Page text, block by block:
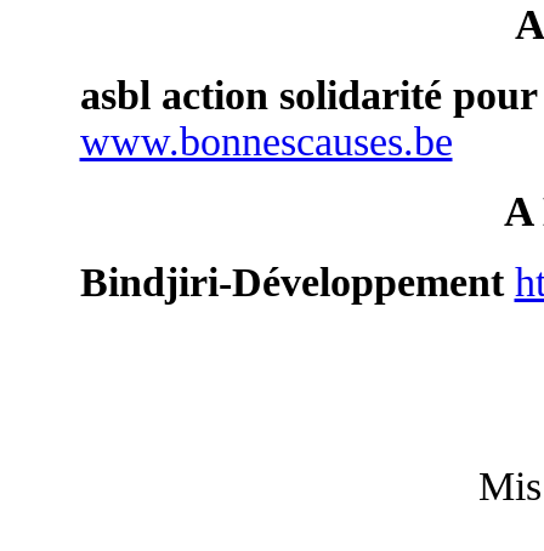
asbl action solidarité
www.bonnescauses.be
A
Bindjiri-Développement